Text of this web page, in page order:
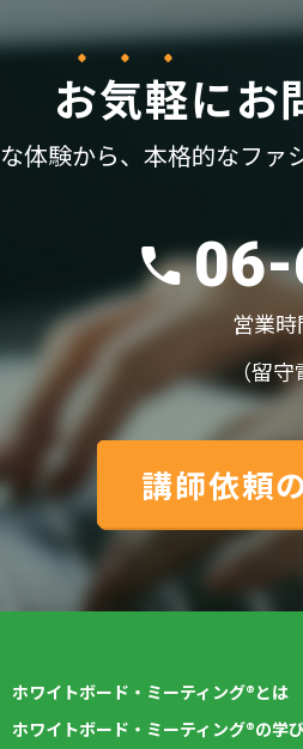
お気軽にお
体験から、 本格的なファ
営業時
（留
講師依頼
ホワイトボード・ミーティング®とは
ホワイトボード・ミーティング®の学